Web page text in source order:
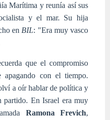
Marítima y reunía así sus
y el mar. Su hija
en BIL: "Era muy vasco
que el compromiso
con el tiempo.
a oír hablar de política y
partido. En Israel era muy
Ramona Frevich,